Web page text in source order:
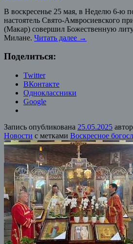
В воскресенье 25 мая, в Неделю 6-ю
настоятель Свято-Амвросиевского
(Макар) совершил Божественную
Милане. Читать далее →
Поделиться:
Twitter
ВКонтакте
Одноклассники
Google
Запись опубликована 25.05.2025
Новости с метками Воскресное